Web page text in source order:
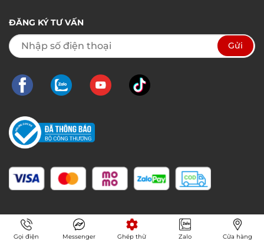
ĐĂNG KÝ TƯ VẤN
Gọi điện Messenger Ghép thử Zalo Cửa hàng